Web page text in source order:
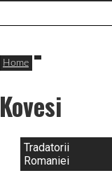
Home
Kovesi
Tradatorii
Romaniei